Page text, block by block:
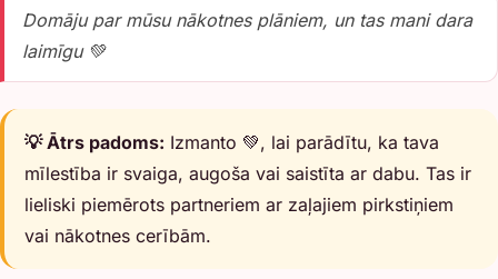
Domāju par mūsu nākotnes plāniem, un tas mani dara
laimīgu 💚
💡 Ātrs padoms: Izmanto 💚, lai parādītu, ka tava
mīlestība ir svaiga, augoša vai saistīta ar dabu. Tas ir
lieliski piemērots partneriem ar zaļajiem pirkstiņiem
vai nākotnes cerībām.